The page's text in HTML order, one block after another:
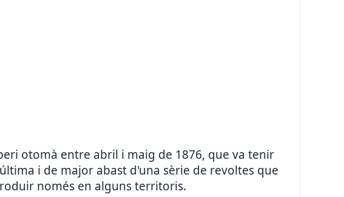
otomà entre abril i maig de 1876, que va tenir
i de major abast d'una sèrie de revoltes que
només en alguns territoris.